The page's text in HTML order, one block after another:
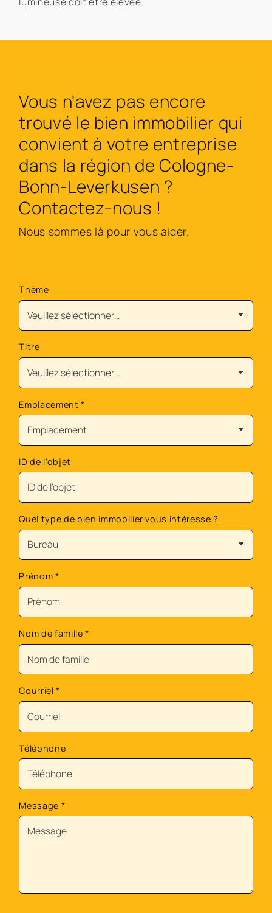
Vous n'avez pas encore
trouvé le bien immobilier qui
convient à votre entreprise
dans la région de Cologne-
Bonn-Leverkusen ?
Contactez-nous !
Nous sommes là pour vous aider.
Thème
Titre
Emplacement*
ID de l'objet
Quel type de bien immobilier vous intéresse ?
Prénom *
Nom de famille*
Courriel*
Téléphone
Message *